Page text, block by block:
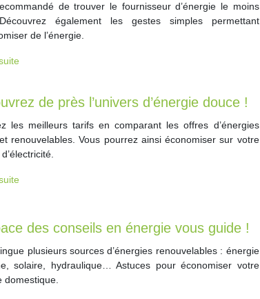
de trouver le fournisseur d’énergie le moins
également les gestes simples permettant
de l’énergie.
de près l’univers d’énergie douce !
les meilleurs tarifs en comparant les offres d’énergies
renouvelables. Vous pourrez ainsi économiser sur votre
des conseils en énergie vous guide !
plusieurs sources d’énergies renouvelables : énergie
solaire, hydraulique… Astuces pour économiser votre
domestique.